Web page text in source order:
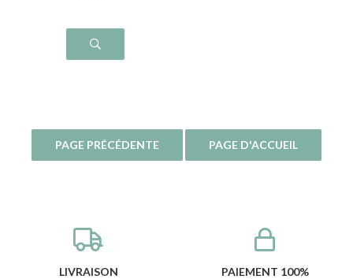
LIVRAISON
PAIEMENT 100%